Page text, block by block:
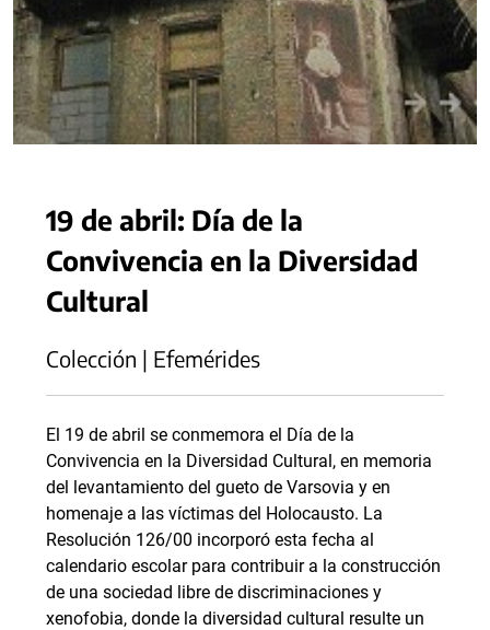
19 de abril: Día de la
Convivencia en la Diversidad
Cultural
Colección | Efemérides
El 19 de abril se conmemora el Día de la
Convivencia en la Diversidad Cultural, en memoria
del levantamiento del gueto de Varsovia y en
homenaje a las víctimas del Holocausto. La
Resolución 126/00 incorporó esta fecha al
calendario escolar para contribuir a la construcción
de una sociedad libre de discriminaciones y
xenofobia, donde la diversidad cultural resulte un